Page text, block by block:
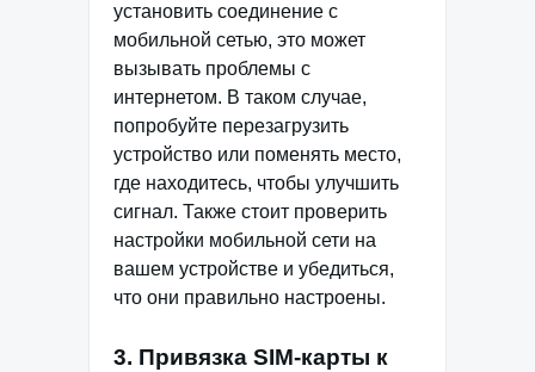
установить соединение с
мобильной сетью, это может
вызывать проблемы с
интернетом. В таком случае,
попробуйте перезагрузить
устройство или поменять место,
где находитесь, чтобы улучшить
сигнал. Также стоит проверить
настройки мобильной сети на
вашем устройстве и убедиться,
что они правильно настроены.
3. Привязка SIM-карты к